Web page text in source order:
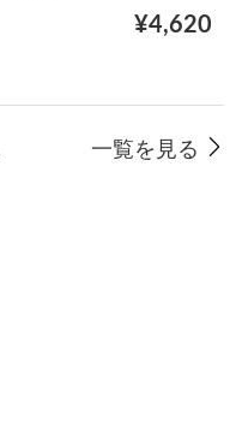
¥4,620
一覧を見る